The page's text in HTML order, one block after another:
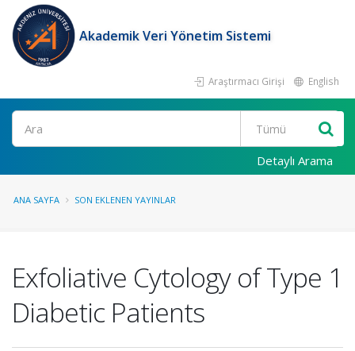
Akademik Veri Yönetim Sistemi
Araştırmacı Girişi English
Ara
Detaylı Arama
ANA SAYFA SON EKLENEN YAYINLAR
Exfoliative Cytology of Type 1
Diabetic Patients